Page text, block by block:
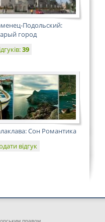
Подольский:
город
39
Сон Романтика
відгук
правом